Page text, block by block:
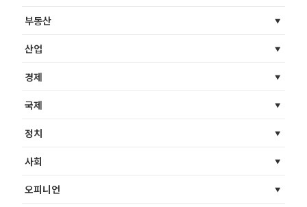
부동산
산업
경제
국제
정치
사회
오피니언